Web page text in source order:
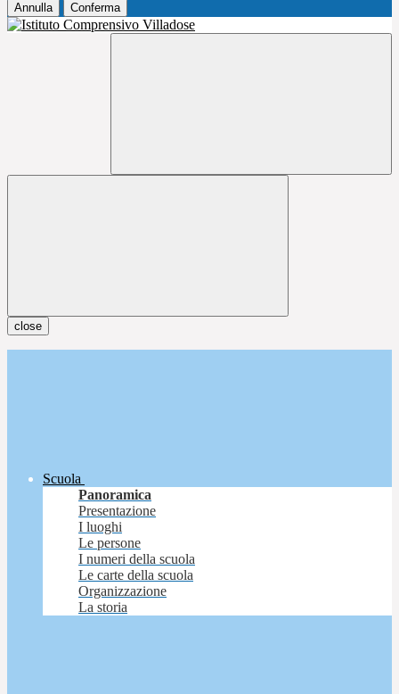
Annulla Conferma
close
Scuola
Panoramica
Presentazione
I luoghi
Le persone
I numeri della scuola
Le carte della scuola
Organizzazione
La storia